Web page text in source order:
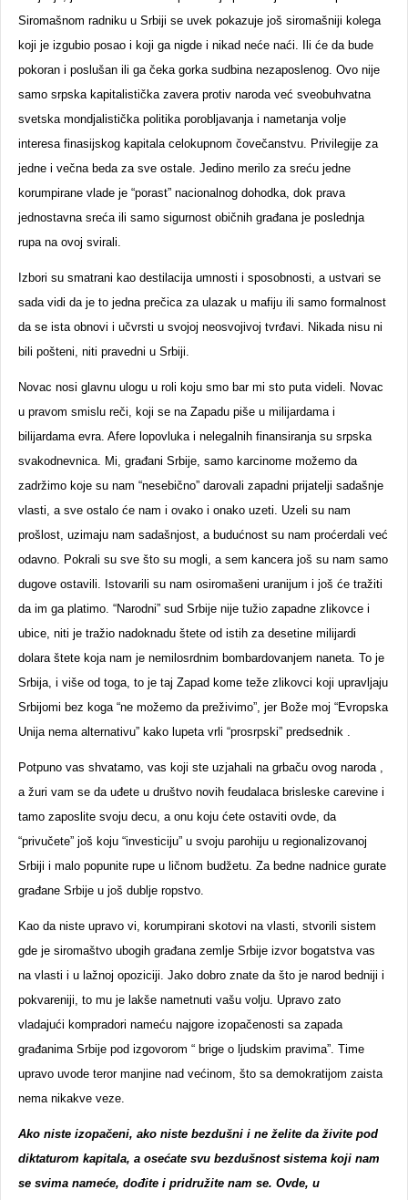
Siromašnom radniku u Srbiji se uvek pokazuje još siromašniji kolega
koji je izgubio posao i koji ga nigde i nikad neće naći. Ili će da bude
pokoran i poslušan ili ga čeka gorka sudbina nezaposlenog. Ovo nije
samo srpska kapitalistička zavera protiv naroda već sveobuhvatna
svetska mondjalistička politika porobljavanja i nametanja volje
interesa finasijskog kapitala celokupnom čovečanstvu. Privilegije za
jedne i večna beda za sve ostale. Jedino merilo za sreću jedne
korumpirane vlade je “porast” nacionalnog dohodka, dok prava
jednostavna sreća ili samo sigurnost običnih građana je poslednja
rupa na ovoj svirali.
Izbori su smatrani kao destilacija umnosti i sposobnosti, a ustvari se
sada vidi da je to jedna prečica za ulazak u mafiju ili samo formalnost
da se ista obnovi i učvrsti u svojoj neosvojivoj tvrđavi. Nikada nisu ni
bili pošteni, niti pravedni u Srbiji.
Novac nosi glavnu ulogu u roli koju smo bar mi sto puta videli. Novac
u pravom smislu reči, koji se na Zapadu piše u milijardama i
bilijardama evra. Afere lopovluka i nelegalnih finansiranja su srpska
svakodnevnica. Mi, građani Srbije, samo karcinome možemo da
zadržimo koje su nam “nesebično” darovali zapadni prijatelji sadašnje
vlasti, a sve ostalo će nam i ovako i onako uzeti. Uzeli su nam
prošlost, uzimaju nam sadašnjost, a budućnost su nam proćerdali već
odavno. Pokrali su sve što su mogli, a sem kancera još su nam samo
dugove ostavili. Istovarili su nam osiromašeni uranijum i još će tražiti
da im ga platimo. “Narodni” sud Srbije nije tužio zapadne zlikovce i
ubice, niti je tražio nadoknadu štete od istih za desetine milijardi
dolara štete koja nam je nemilosrdnim bombardovanjem naneta. To je
Srbija, i više od toga, to je taj Zapad kome teže zlikovci koji upravljaju
Srbijomi bez koga “ne možemo da preživimo”, jer Bože moj “Evropska
Unija nema alternativu” kako lupeta vrli “prosrpski” predsednik .
Potpuno vas shvatamo, vas koji ste uzjahali na grbaču ovog naroda ,
a žuri vam se da uđete u društvo novih feudalaca brisleske carevine i
tamo zaposlite svoju decu, a onu koju ćete ostaviti ovde, da
“privučete” još koju “investiciju” u svoju parohiju u regionalizovanoj
Srbiji i malo popunite rupe u ličnom budžetu. Za bedne nadnice gurate
građane Srbije u još dublje ropstvo.
Kao da niste upravo vi, korumpirani skotovi na vlasti, stvorili sistem
gde je siromaštvo ubogih građana zemlje Srbije izvor bogatstva vas
na vlasti i u lažnoj opoziciji. Jako dobro znate da što je narod bedniji i
pokvareniji, to mu je lakše nametnuti vašu volju. Upravo zato
vladajući kompradori nameću najgore izopačenosti sa zapada
građanima Srbije pod izgovorom “ brige o ljudskim pravima”. Time
upravo uvode teror manjine nad većinom, što sa demokratijom zaista
nema nikakve veze.
Ako niste izopačeni, ako niste bezdušni i ne želite da živite pod
diktaturom kapitala, a osećate svu bezdušnost sistema koji nam
se svima nameće, dođite i pridružite nam se. Ovde, u